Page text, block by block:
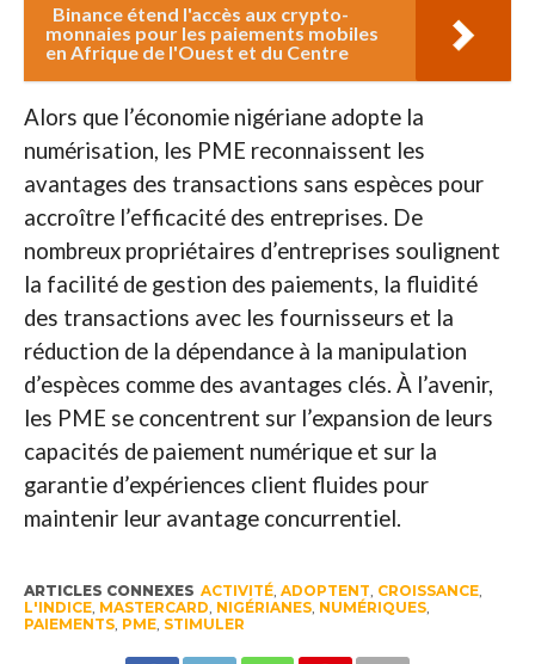
Binance étend l'accès aux crypto-
monnaies pour les paiements mobiles
en Afrique de l'Ouest et du Centre
Alors que l’économie nigériane adopte la
numérisation, les PME reconnaissent les
avantages des transactions sans espèces pour
accroître l’efficacité des entreprises. De
nombreux propriétaires d’entreprises soulignent
la facilité de gestion des paiements, la fluidité
des transactions avec les fournisseurs et la
réduction de la dépendance à la manipulation
d’espèces comme des avantages clés. À l’avenir,
les PME se concentrent sur l’expansion de leurs
capacités de paiement numérique et sur la
garantie d’expériences client fluides pour
maintenir leur avantage concurrentiel.
ARTICLES CONNEXES ACTIVITÉ, ADOPTENT, CROISSANCE,
L'INDICE, MASTERCARD, NIGÉRIANES, NUMÉRIQUES,
PAIEMENTS, PME, STIMULER